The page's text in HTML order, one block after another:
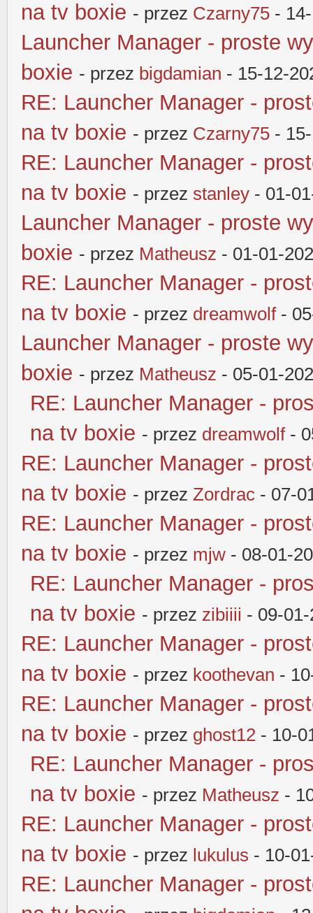
na tv boxie - przez Czarny75 -
Launcher Manager - proste
boxie - przez bigdamian - 15-12-
RE: Launcher Manager -
na tv boxie - przez Czarny75 -
RE: Launcher Manager -
na tv boxie - przez stanley - 01-
Launcher Manager - proste
boxie - przez Matheusz - 01-01-
RE: Launcher Manager -
na tv boxie - przez dreamwolf-
Launcher Manager - proste
boxie - przez Matheusz - 05-01-
RE: Launcher Manager -
na tv boxie - przez dreamwolf-
RE: Launcher Manager -
na tv boxie - przez Zordrac - 07-
RE: Launcher Manager -
na tv boxie - przez mjw - 08-01-
RE: Launcher Manager -
na tv boxie - przez zibiiii - 09-
RE: Launcher Manager -
na tv boxie - przez koothevan -
RE: Launcher Manager -
na tv boxie - przez ghost12 - 10-
RE: Launcher Manager -
na tv boxie - przez Matheusz -
RE: Launcher Manager -
na tv boxie - przez lukulus - 10-
RE: Launcher Manager -